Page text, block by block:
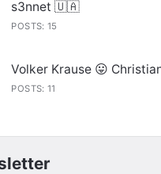
s3nnet 🇺🇦
POSTS: 15
Volker Krause 😛
POSTS: 11